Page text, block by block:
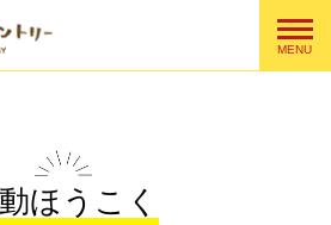
MENU
ほうこく